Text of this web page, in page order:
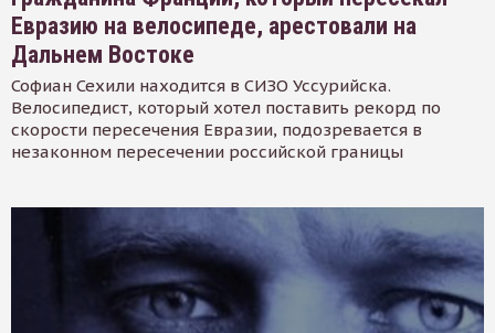
Евразию на велосипеде, арестовали на
Дальнем Востоке
Софиан Сехили находится в СИЗО Уссурийска.
Велосипедист, который хотел поставить рекорд по
скорости пересечения Евразии, подозревается в
незаконном пересечении российской границы